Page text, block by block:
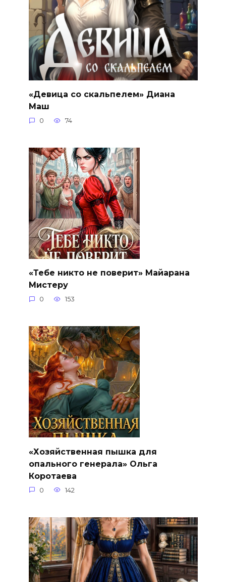
«Девица со скальпелем» Диана
Маш
0 74
«Тебе никто не поверит» Майарана
Мистеру
0 153
«Хозяйственная пышка для
опального генерала» Ольга
Коротаева
0 142